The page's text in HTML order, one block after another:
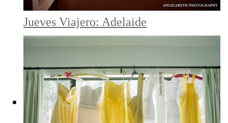
Jueves Viajero: Adelaide